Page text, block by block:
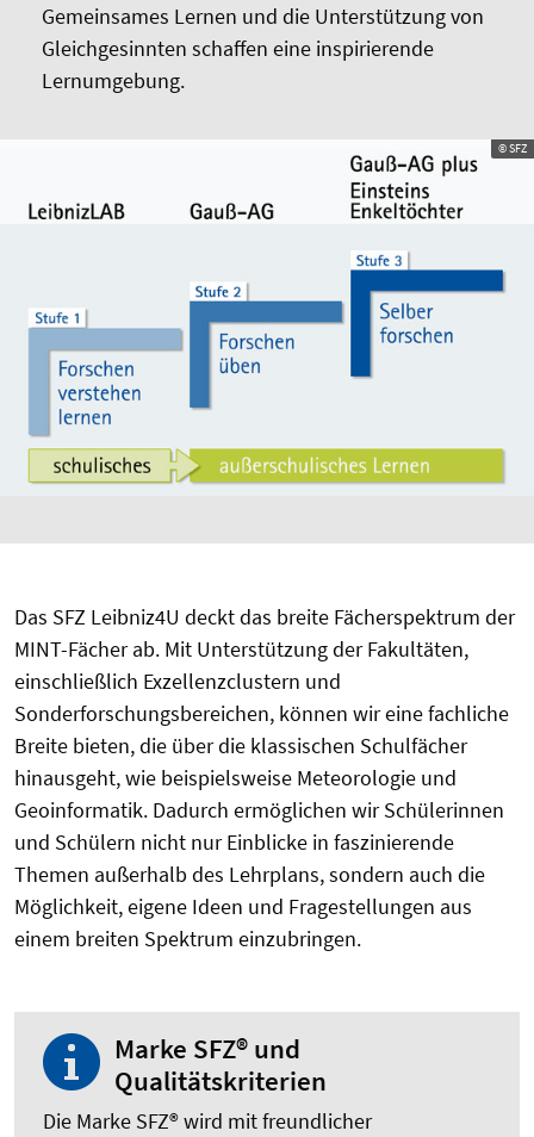
Gemeinsames Lernen und die Unterstützung von
Gleichgesinnten schaffen eine inspirierende
Lernumgebung.
© SFZ
Das SFZ Leibniz4U deckt das breite Fächerspektrum der
MINT-Fächer ab. Mit Unterstützung der Fakultäten,
einschließlich Exzellenzclustern und
Sonderforschungsbereichen, können wir eine fachliche
Breite bieten, die über die klassischen Schulfächer
hinausgeht, wie beispielsweise Meteorologie und
Geoinformatik. Dadurch ermöglichen wir Schülerinnen
und Schülern nicht nur Einblicke in faszinierende
Themen außerhalb des Lehrplans, sondern auch die
Möglichkeit, eigene Ideen und Fragestellungen aus
einem breiten Spektrum einzubringen.
Marke SFZ® und
Qualitätskriterien
Die Marke SFZ® wird mit freundlicher